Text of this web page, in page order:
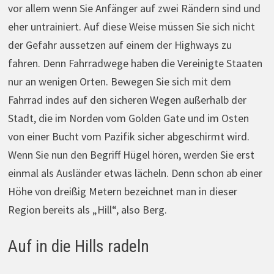
vor allem wenn Sie Anfänger auf zwei Rändern sind und
eher untrainiert. Auf diese Weise müssen Sie sich nicht
der Gefahr aussetzen auf einem der Highways zu
fahren. Denn Fahrradwege haben die Vereinigte Staaten
nur an wenigen Orten. Bewegen Sie sich mit dem
Fahrrad indes auf den sicheren Wegen außerhalb der
Stadt, die im Norden vom Golden Gate und im Osten
von einer Bucht vom Pazifik sicher abgeschirmt wird.
Wenn Sie nun den Begriff Hügel hören, werden Sie erst
einmal als Ausländer etwas lächeln. Denn schon ab einer
Höhe von dreißig Metern bezeichnet man in dieser
Region bereits als „Hill“, also Berg.
Auf in die Hills radeln